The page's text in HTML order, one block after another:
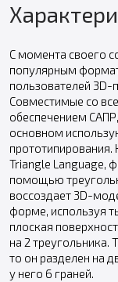
С момента своего
популярным
пользователей 3D-
Совместимые со
обеспечением
основном
прототипирования.
Triangle Language,
помощью
воссоздает 3D-
форме, используя
плоская
на 2 треугольника.
то он разделен на
у него 6 граней.